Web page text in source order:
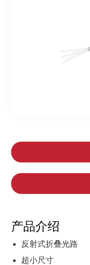
产品介绍
反射式折叠光路
超小尺寸